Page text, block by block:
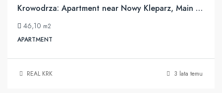
Krowodrza: Apartment near Nowy Kleparz, Main Market
46,10 m2
APARTMENT
REAL KRK 3 lata temu